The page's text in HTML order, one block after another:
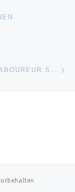
BEACHVOLLEYBALL: ITTLINGER/ LABOUREUR SOWIE THOLE/WICKLER NICHT ZU STOPPEN